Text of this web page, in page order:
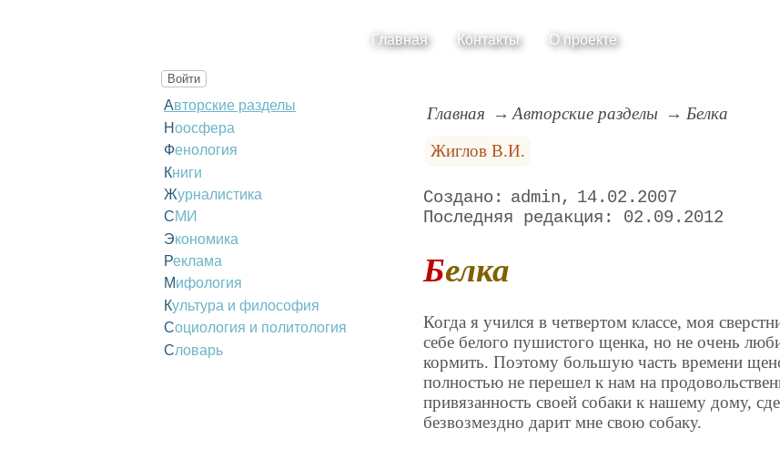
Главная Контакты О проекте
Войти
Авторские разделы
Ноосфера
Фенология
Книги
Журналистика
СМИ
Экономика
Реклама
Мифология
Культура и философия
Социология и политология
Словарь
Главная Авторские разделы
Белка
Жиглов В.И.
admin
14.02.2007
02.09.2012
Белка
Когда я учился в четвертом классе, моя
себе белого пушистого щенка, но не очень
кормить. Поэтому большую часть времени
полностью не перешел к нам на
привязанность своей собаки к нашему дому,
безвозмездно дарит мне свою собаку.